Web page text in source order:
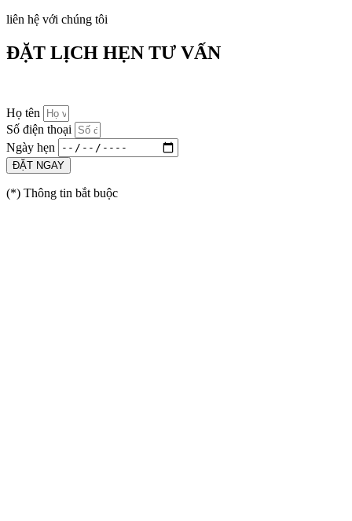
liên hệ với chúng tôi
ĐẶT LỊCH HẸN TƯ VẤN
Họ tên
Số điện thoại
Ngày hẹn
ĐẶT NGAY
(*) Thông tin bắt buộc